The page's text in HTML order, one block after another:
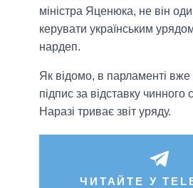
міністра Яценюка, не він
керувати українським
нардеп.
Як відомо, в парламенті вже
підпис за відставку чинного
Наразі триває звіт уряду.
ЧИТАЙТЕ У